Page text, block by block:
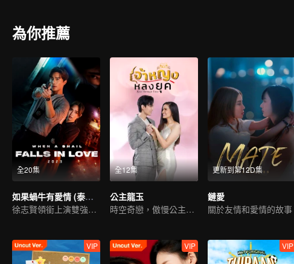
為你推薦
全20集
如果蝸牛有愛情 (泰國版)
徐志賢領銜上演雙強探案
全12集
公主龍玉
時空奇戀，傲慢公主情牽異代
更新到第12D集
鏈愛
關於友情和愛情的故事
VIP VIP VIP